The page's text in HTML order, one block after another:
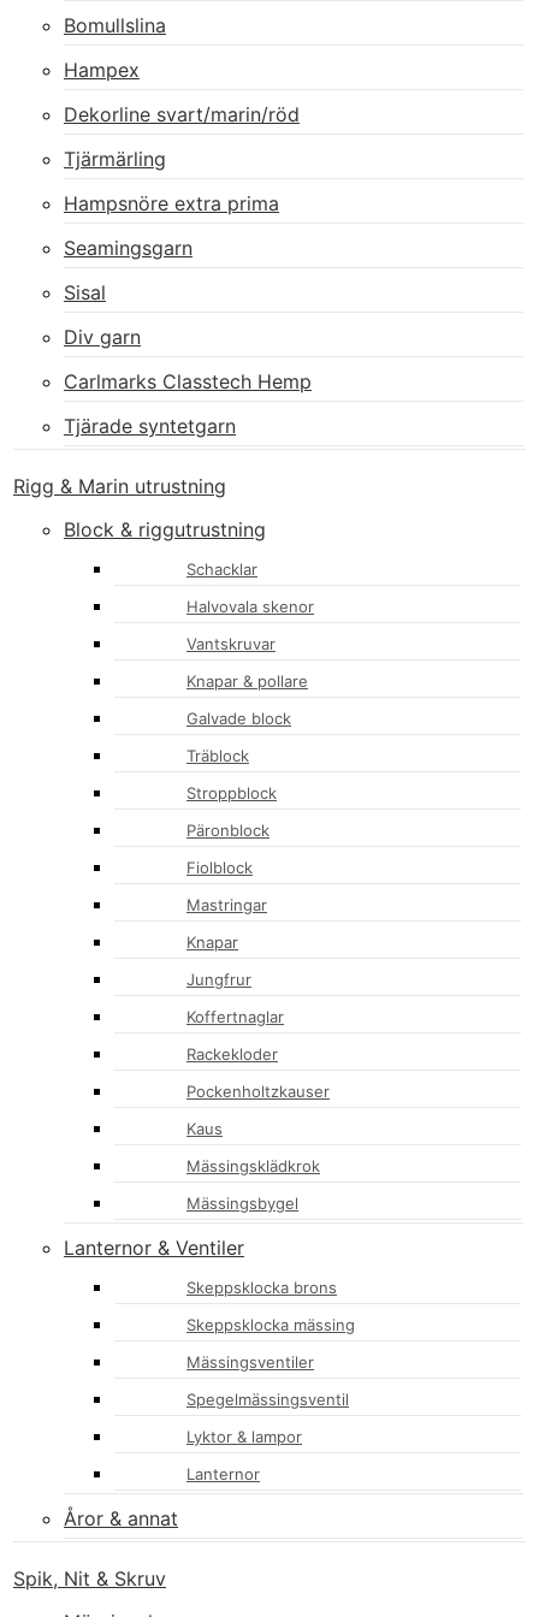
Bomullslina
Hampex
Dekorline svart/marin/röd
Tjärmärling
Hampsnöre extra prima
Seamingsgarn
Sisal
Div garn
Carlmarks Classtech Hemp
Tjärade syntetgarn
Rigg & Marin utrustning
Block & riggutrustning
Schacklar
Halvovala skenor
Vantskruvar
Knapar & pollare
Galvade block
Träblock
Stroppblock
Päronblock
Fiolblock
Mastringar
Knapar
Jungfrur
Koffertnaglar
Rackekloder
Pockenholtzkauser
Kaus
Mässingsklädkrok
Mässingsbygel
Lanternor & Ventiler
Skeppsklocka brons
Skeppsklocka mässing
Mässingsventiler
Spegelmässingsventil
Lyktor & lampor
Lanternor
Åror & annat
Spik, Nit & Skruv